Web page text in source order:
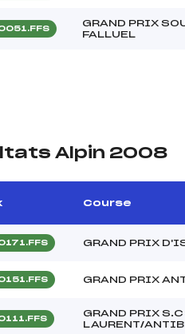
GRAND PRIX
FALLUEL
Alpin 2008
Course
GRAND PRIX
GRAND PRIX
GRAND PRIX S.C
LAURENT/